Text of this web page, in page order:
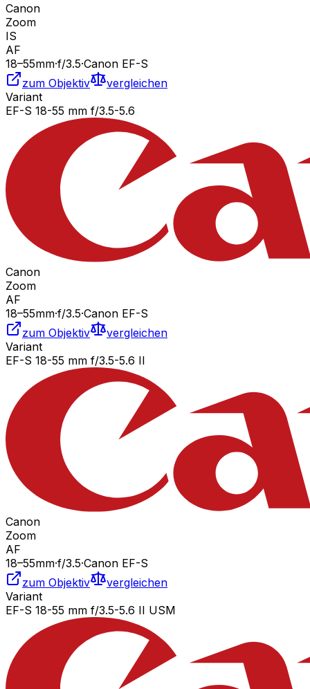
Canon
Zoom
IS
AF
18–55mm·f/3.5·Canon EF-S
zum Objektiv
vergleichen
Variant
EF-S 18-55 mm f/3.5-5.6
Canon
Zoom
AF
18–55mm·f/3.5·Canon EF-S
zum Objektiv
vergleichen
Variant
EF-S 18-55 mm f/3.5-5.6 II
Canon
Zoom
AF
18–55mm·f/3.5·Canon EF-S
zum Objektiv
vergleichen
Variant
EF-S 18-55 mm f/3.5-5.6 II USM